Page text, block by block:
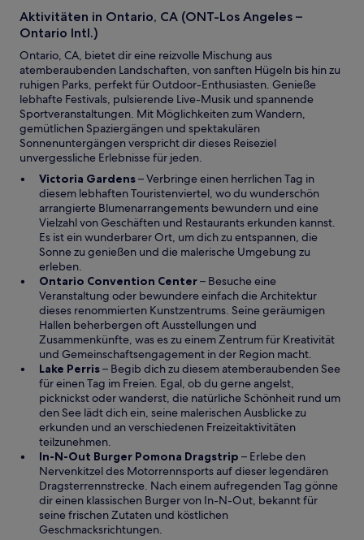
f
t
e
n
s
t
e
r
g
ö
f
f
n
e
t
Aktivitäten in Ontario, CA (ONT-Los Angeles –
Ontario Intl.)
Ontario, CA, bietet dir eine reizvolle Mischung aus
atemberaubenden Landschaften, von sanften Hügeln bis hin zu
ruhigen Parks, perfekt für Outdoor-Enthusiasten. Genieße
lebhafte Festivals, pulsierende Live-Musik und spannende
Sportveranstaltungen. Mit Möglichkeiten zum Wandern,
gemütlichen Spaziergängen und spektakulären
Sonnenuntergängen verspricht dir dieses Reiseziel
unvergessliche Erlebnisse für jeden.
Victoria GardensW
i
r
d
i
n
i
n
e
m
n
e
u
e
n
F
e
s
t
e
r
g
e
– Verbringe einen herrlichen Tag in
diesem lebhaften Touristenviertel, wo du wunderschön
arrangierte Blumenarrangements bewundern und eine
Vielzahl von Geschäften und Restaurants erkunden kannst.
Es ist ein wunderbarer Ort, um dich zu entspannen, die
Sonne zu genießen und die malerische Umgebung zu
erleben.
Ontario Convention CenterW
i
r
d
i
n
e
i
n
e
m
e
u
e
n
F
– Besuche eine
Veranstaltung oder bewundere einfach die Architektur
dieses renommierten Kunstzentrums. Seine geräumigen
Hallen beherbergen oft Ausstellungen und
Zusammenkünfte, was es zu einem Zentrum für Kreativität
und Gemeinschaftsengagement in der Region macht.
Lake PerrisW
i
r
d
i
n
e
i
n
e
m
n
– Begib dich zu diesem atemberaubenden See
für einen Tag im Freien. Egal, ob du gerne angelst,
picknickst oder wanderst, die natürliche Schönheit rund um
den See lädt dich ein, seine malerischen Ausblicke zu
erkunden und an verschiedenen Freizeitaktivitäten
teilzunehmen.
In-N-Out Burger Pomona Dragstrip W
i
r
d
– Erlebe den
Nervenkitzel des Motorrennsports auf dieser legendären
Dragsterrennstrecke. Nach einem aufregenden Tag gönne
dir einen klassischen Burger von In-N-Out, bekannt für
seine frischen Zutaten und köstlichen
Geschmacksrichtungen.